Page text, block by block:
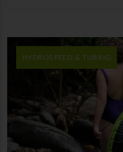
HYDROSPEED & TUBING